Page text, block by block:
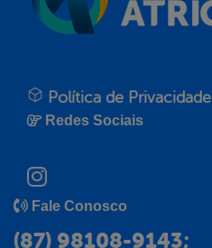
Política de Privacidade
Redes Sociais
Fale Conosco
(87) 98108-9143;